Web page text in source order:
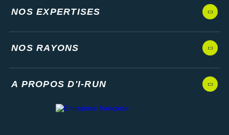
NOS EXPERTISES
NOS RAYONS
A PROPOS D'I-RUN